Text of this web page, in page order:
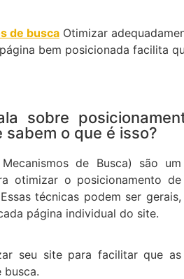
de busca Otimizar
bem posicionada facilita
sobre
sabem o que é isso?
de Busca) são um
otimizar o posicionamento de
técnicas podem ser gerais,
página individual do site.
seu site para facilitar que as
busca.